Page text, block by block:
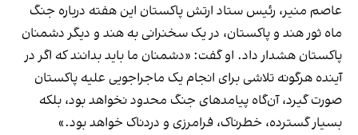
عاصم منیر، رئیس ستاد ارتش پاکستان این هفته درباره جنگ
ماه ثور هند و پاکستان، در یک سخنرانی به هند و دیگر دشمنان
پاکستان هشدار داد. او گفت: «دشمنان ما باید بدانند که اگر در
آینده هرگونه تلاشی برای انجام یک ماجراجویی علیه پاکستان
صورت گیرد، آن‌گاه پیامدهای جنگ محدود نخواهد بود، بلکه
بسیار گسترده، خطرناک، فرامرزی و دردناک خواهد بود.»